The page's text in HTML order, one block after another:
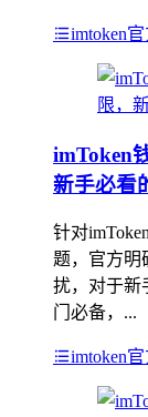
imtoken
imToken
新手必看
针对
题，官方明
扰，对于新
门必备，...
imtoken